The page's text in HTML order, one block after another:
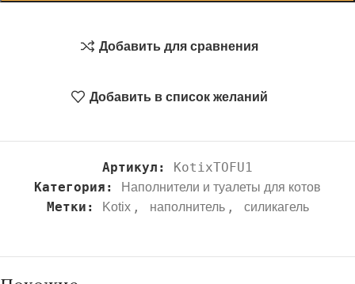
Добавить для сравнения
Добавить в список желаний
Артикул: KotixTOFU1
Категория:
Наполнители и туалеты для котов
Метки: Kotix , наполнитель , силикагель